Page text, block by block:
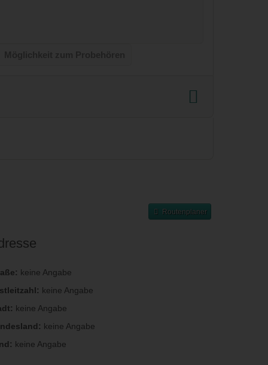
Routenplaner
keine Angabe
keine Angabe
keine Angabe
keine Angabe
keine Angabe